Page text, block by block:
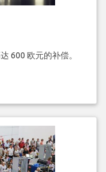
600 欧元的补偿。